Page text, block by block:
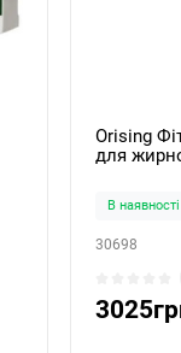
Orising
для
В наявності
30698